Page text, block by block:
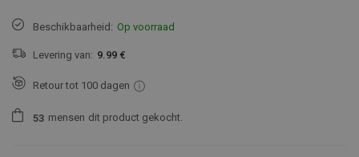
Beschikbaarheid: Op voorraad
Levering van: 9.99 €
Retour tot 100 dagen
53 mensen dit product gekocht.